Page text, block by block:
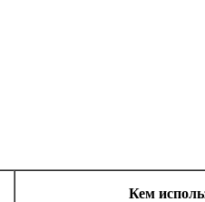
Кем